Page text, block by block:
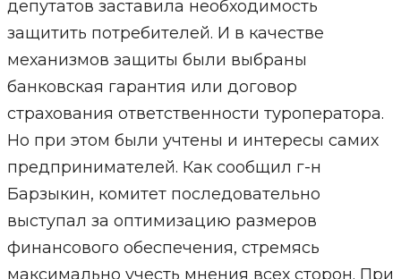
депутатов заставила необходимость
защитить потребителей. И в качестве
механизмов защиты были выбраны
банковская гарантия или договор
страхования ответственности туроператора.
Но при этом были учтены и интересы самих
предпринимателей. Как сообщил г-н
Барзыкин, комитет последовательно
выступал за оптимизацию размеров
финансового обеспечения, стремясь
максимально учесть мнения всех сторон. При